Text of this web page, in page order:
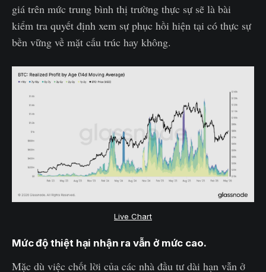
giá trên mức trung bình thị trường thực sự sẽ là bài
kiểm tra quyết định xem sự phục hồi hiện tại có thực sự
bền vững về mặt cấu trúc hay không.
Live Chart
Mức độ thiệt hại nhận ra vẫn ở mức cao.
Mặc dù việc chốt lời của các nhà đầu tư dài hạn vẫn ở